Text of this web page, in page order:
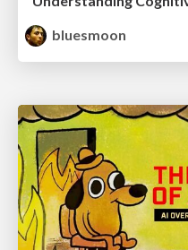
bluesmoon